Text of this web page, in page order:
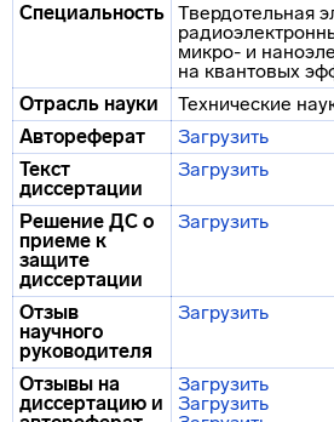
Специальность Твердотельная
микро- и
на квантовых
Отрасль науки
Технические
Автореферат
Загрузить
Текст
диссертации
Загрузить
Решение ДС о
приеме к
защите
диссертации
Загрузить
Отзыв
научного
руководителя
Загрузить
Отзывы на
диссертацию и
Загрузить
Загрузить